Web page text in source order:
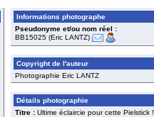
Informations photographe
Pseudonyme et/ou nom réel :
BB15025 (Eric LANTZ)
Copyright de l'auteur
Photographie Eric LANTZ
Détails photographie
Titre :Ultime éclaircie pour cette Pielstick !